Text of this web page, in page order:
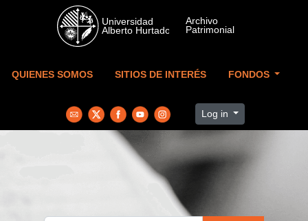
Skip to main content
QUIENES SOMOS SITIOS DE INTERÉS FONDOS
Log in